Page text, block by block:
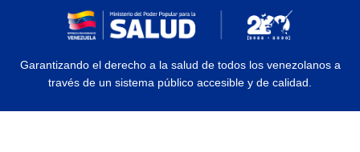
Garantizando el derecho a la salud de todos los venezolanos a
través de un sistema público accesible y de calidad.